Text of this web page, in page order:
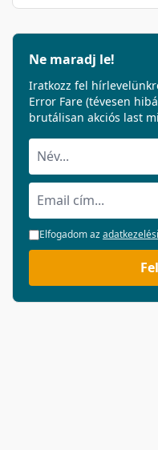
Ne maradj le!
Iratkozz fel
Error Fare (tévesen
brutálisan akciós last
Elfogadom az